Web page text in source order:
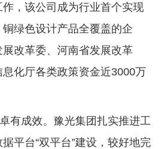
，该公司成为行业首个实现
绿色设计产品全覆盖的企
改革委、河南省发展改革
化厅各类政策资金近3000万
有成效。豫光集团扎实推进工
平台“双平台”建设，较好地完